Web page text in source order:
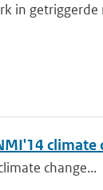
in getriggerde
climate
change...